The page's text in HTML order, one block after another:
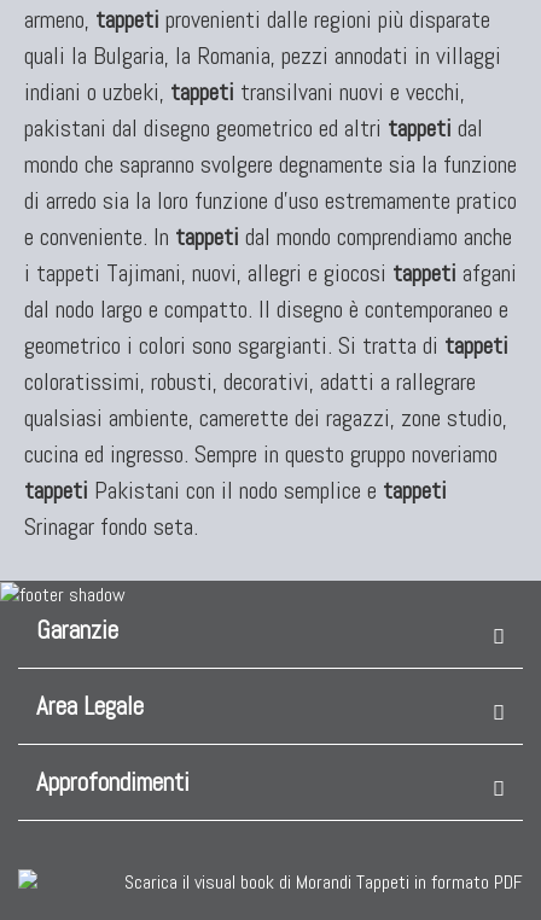
KILIM
Kilim Vecchi E Antichi
Kilim Nuovi
Nuovissimi Kilim India
Arazzi E Ricami
TAPPETI PER ARREDAMENTO
Tappeti Turchi Vecchi E Nuovi
Tappeti Turcomanni Vecchi E Nuovi
Tappeti Ghazni
Tappeti Beluci
Tappeti Dal Mondo
armeno, tappeti provenienti dalle regioni più disparate
quali la Bulgaria, la Romania, pezzi annodati in villaggi
indiani o uzbeki, tappeti transilvani nuovi e vecchi,
pakistani dal disegno geometrico ed altri tappeti dal
mondo che sapranno svolgere degnamente sia la funzione
di arredo sia la loro funzione d'uso estremamente pratico
e conveniente. In tappeti dal mondo comprendiamo anche
i tappeti Tajimani, nuovi, allegri e giocosi tappeti afgani
dal nodo largo e compatto. Il disegno è contemporaneo e
geometrico i colori sono sgargianti. Si tratta di tappeti
coloratissimi, robusti, decorativi, adatti a rallegrare
qualsiasi ambiente, camerette dei ragazzi, zone studio,
cucina ed ingresso. Sempre in questo gruppo noveriamo
tappeti Pakistani con il nodo semplice e tappeti
Srinagar fondo seta.
Garanzie
Area Legale
Approfondimenti